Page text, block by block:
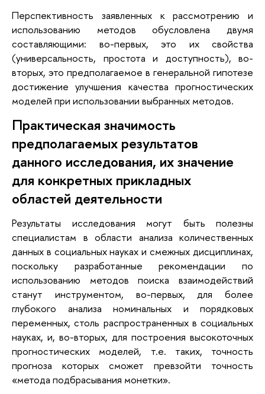
Перспективность заявленных к рассмотрению и
использованию методов обусловлена двумя
составляющими: во-первых, это их свойства
(универсальность, простота и доступность), во-
вторых, это предполагаемое в генеральной гипотезе
достижение улучшения качества прогностических
моделей при использовании выбранных методов.
Практическая значимость
предполагаемых результатов
данного исследования, их значение
для конкретных прикладных
областей деятельности
Результаты исследования могут быть полезны
специалистам в области анализа количественных
данных в социальных науках и смежных дисциплинах,
поскольку разработанные рекомендации по
использованию методов поиска взаимодействий
станут инструментом, во-первых, для более
глубокого анализа номинальных и порядковых
переменных, столь распространенных в социальных
науках, и, во-вторых, для построения высокоточных
прогностических моделей, т.е. таких, точность
прогноза которых сможет превзойти точность
«метода подбрасывания монетки».